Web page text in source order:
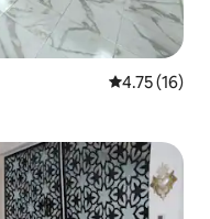
Calificación
4.75 (16)